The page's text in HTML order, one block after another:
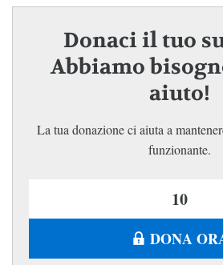
Donaci il tuo
Abbiamo
aiuto!
La tua donazione ci aiuta a
funzionante.
DONA